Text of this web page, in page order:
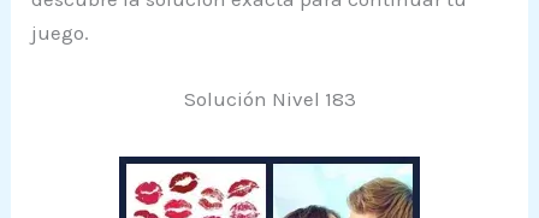
juego.
Solución Nivel 183